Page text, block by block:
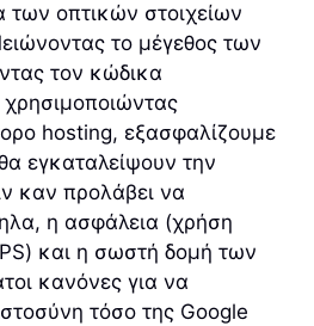
των οπτικών στοιχείων
το μέγεθος των
τον κώδικα
hosting, εξασφαλίζουμε
εγκαταλείψουν την
καν προλάβει να
η ασφάλεια (χρήση
και η σωστή δομή των
κανόνες για να
τόσο της Google